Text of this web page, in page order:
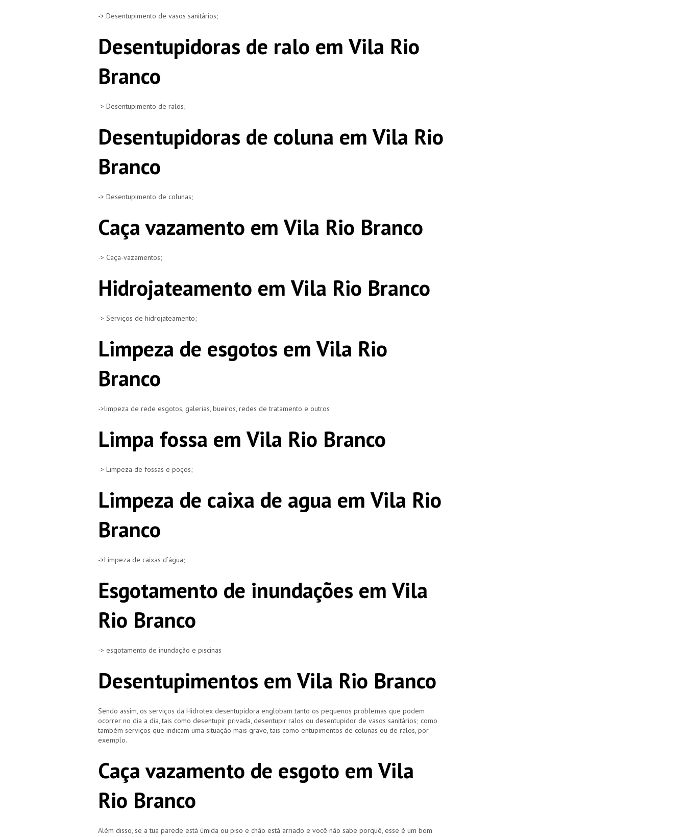
-> Desentupimento de vasos sanitários;
Desentupidoras de ralo em Vila Rio
Branco
-> Desentupimento de ralos;
Desentupidoras de coluna em Vila Rio
Branco
-> Desentupimento de colunas;
Caça vazamento em Vila Rio Branco
-> Caça-vazamentos;
Hidrojateamento em Vila Rio Branco
-> Serviços de hidrojateamento;
Limpeza de esgotos em Vila Rio
Branco
->limpeza de rede esgotos, galerias, bueiros, redes de tratamento e outros
Limpa fossa em Vila Rio Branco
-> Limpeza de fossas e poços;
Limpeza de caixa de agua em Vila Rio
Branco
->Limpeza de caixas d’água;
Esgotamento de inundações em Vila
Rio Branco
-> esgotamento de inundação e piscinas
Desentupimentos em Vila Rio Branco
Sendo assim, os serviços da Hidrotex desentupidora englobam tanto os pequenos problemas que podem
ocorrer no dia a dia, tais como desentupir privada, desentupir ralos ou desentupidor de vasos sanitários; como
também serviços que indicam uma situação mais grave, tais como entupimentos de colunas ou de ralos, por
exemplo.
Caça vazamento de esgoto em Vila
Rio Branco
Além disso, se a tua parede está úmida ou piso e chão está arriado e você não sabe porquê, esse é um bom